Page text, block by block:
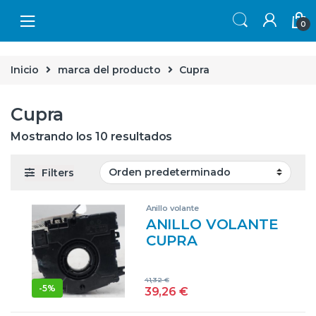
0
Inicio marca del producto Cupra
Cupra
Mostrando los 10 resultados
Filters
-5%
Anillo volante
ANILLO VOLANTE
CUPRA
1.5 BASE [1,5 LTR. –
39,26 €
41,32€